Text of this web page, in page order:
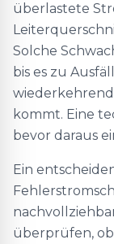
überlastete
Solche
bis es zu
kommt. Eine
bevor daraus
Ein
überprüfen,